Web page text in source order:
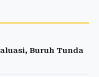
Buruh Tunda